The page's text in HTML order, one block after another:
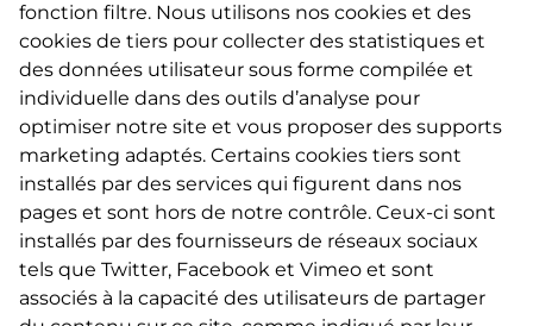
fonction filtre. Nous utilisons nos cookies et des
cookies de tiers pour collecter des statistiques et
des données utilisateur sous forme compilée et
individuelle dans des outils d’analyse pour
optimiser notre site et vous proposer des supports
marketing adaptés. Certains cookies tiers sont
installés par des services qui figurent dans nos
pages et sont hors de notre contrôle. Ceux-ci sont
installés par des fournisseurs de réseaux sociaux
tels que Twitter, Facebook et Vimeo et sont
associés à la capacité des utilisateurs de partager